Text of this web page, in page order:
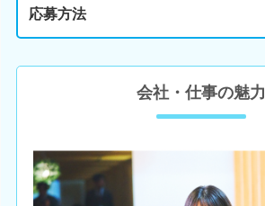
応募方法
会社・仕事の魅力